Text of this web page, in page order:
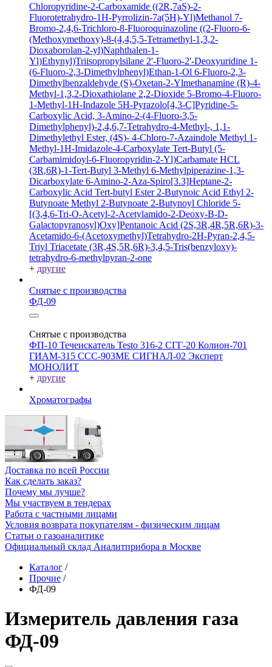
Chloropyridine-2-Carboxamide ((2R,7aS)-2-
Fluorotetrahydro-1H-Pyrrolizin-7a(5H)-Yl)Methanol 7-
Bromo-2,4,6-Trichloro-8-Fluoroquinazoline ((2-Fluoro-6-
(Methoxymethoxy)-8-(4,4,5,5-Tetramethyl-1,3,2-
Dioxaborolan-2-yl)Naphthalen-1-
Yl)Ethynyl)Triisopropylsilane 2'-Fluoro-2'-Deoxyuridine 1-
(6-Fluoro-2,3-Dimethylphenyl)Ethan-1-Ol 6-Fluoro-2,3-
Dimethylbenzaldehyde (S)-Oxetan-2-Ylmethanamine (R)-4-
Methyl-1,3,2-Dioxathiolane 2,2-Dioxide 5-Bromo-4-Fluoro-
1-Methyl-1H-Indazole 5H-Pyrazolo[4,3-C]Pyridine-5-
Carboxylic Acid, 3-Amino-2-(4-Fluoro-3,5-
Dimethylphenyl)-2,4,6,7-Tetrahydro-4-Methyl-, 1,1-
Dimethylethyl Ester, (4S)- 4-Chloro-7-Azaindole Methyl 1-
Methyl-1H-Imidazole-4-Carboxylate Tert-Butyl (5-
Carbamimidoyl-6-Fluoropyridin-2-Yl)Carbamate HCL
(3R,6R)-1-Tert-Butyl 3-Methyl 6-Methylpiperazine-1,3-
Dicarboxylate 6-Amino-2-Aza-Spiro[3.3]Heptane-2-
Carboxylic Acid Tert-butyl Ester 2-Butynoic Acid Ethyl 2-
Butynoate Methyl 2-Butynoate 2-Butynoyl Chloride 5-
[(3,4,6-Tri-O-Acetyl-2-Acetylamido-2-Deoxy-B-D-
Galactopyranosyl)Oxy]Pentanoic Acid (2S,3R,4R,5R,6R)-3-
Acetamido-6-(Acetoxymethyl)Tetrahydro-2H-Pyran-2,4,5-
Triyl Triacetate (3R,4S,5R,6R)-3,4,5-Tris(benzyloxy)-
tetrahydro-6-methylpyran-2-one
+ другие
Снятые с производства
ФД-09
Снятые с производства
ФП-10 Течеискатель Testo 316-2 СГГ-20 Колион-701
ГИАМ-315 ССС-903МЕ СИГНАЛ-02 Эксперт
МОНОЛИТ
+ другие
Хроматографы
Доставка по всей России
Как сделать заказ?
Почему мы лучше?
Мы участвуем в тендерах
Работа с частными лицами
Условия возврата покупателям - физическим лицам
Статьи о газоаналитике
Официальный склад Аналитприбора в Москве
Каталог /
Прочие /
ФД-09
Измеритель давления газа
ФД-09